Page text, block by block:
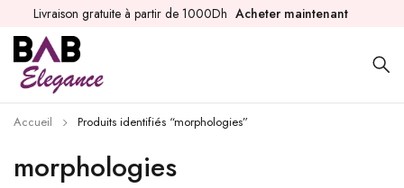
Livraison gratuite à partir de 1000Dh Acheter maintenant
morphologies
Accueil Produits identifiés “morphologies”